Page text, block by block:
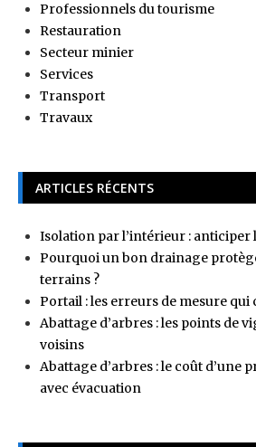
Professionnels du tourisme
Restauration
Secteur minier
Services
Transport
Travaux
ARTICLES RÉCENTS
Isolation par l’intérieur : anticiper
Pourquoi un bon drainage
terrains ?
Portail : les erreurs de mesure qui
Abattage d’arbres : les points de
voisins
Abattage d’arbres : le coût d’une
avec évacuation